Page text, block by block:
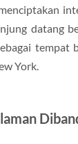
datang
tempat
York.